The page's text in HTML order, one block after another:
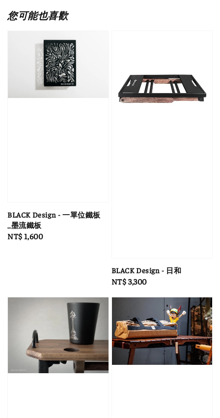
您可能也喜歡
BLACK Design - 一單位鐵板
_墨流鐵板
Regular
NT$ 1,600
BLACK Design - 日和
Regular
NT$ 3,300